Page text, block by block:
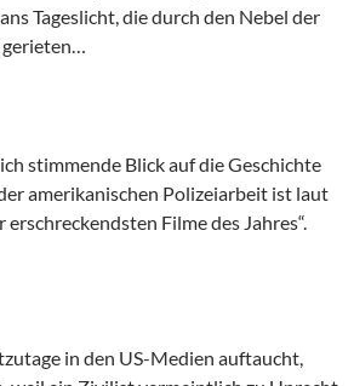
Tageslicht, die durch den Nebel der
stimmende Blick auf die Geschichte
amerikanischen Polizeiarbeit ist laut
erschreckendsten Filme des Jahres“.
in den US-Medien auftaucht,